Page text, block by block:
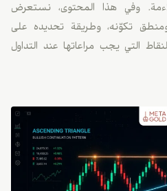
وفي هذا المحتوى، نستعرض
تكوّنه، وطريقة تحديده على
التي يجب مراعاتها عند التداول